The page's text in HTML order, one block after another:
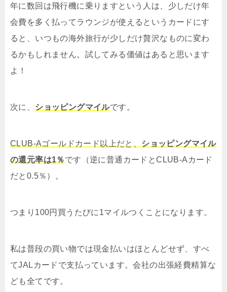
年に数回は飛行機に乗りますという人は、少しだけ年
会費を多く払ってラウンジが使えるというカードにす
ると、いつもの海外旅行が少しだけ贅沢なものに変わ
るかもしれません。試してみる価値はあると思います
よ！
次に、 ショッピングマイルです。
CLUB-Aゴールドカード以上だと、 ショッピングマイル
の還元率は1％ です（逆に普通カードとCLUB-Aカード
だと0.5％）。
つまり100円買うたびに1マイルつくことになります。
私は普段の買い物では現金払いはほとんどせず、すべ
てJALカードで支払っています。会社の出張経費精算な
ども全てです。